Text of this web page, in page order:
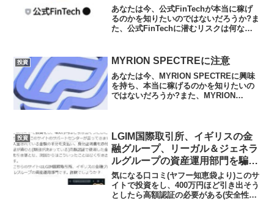
あなたは今、公式FinTechが本当に稼げ
るのかを知りたいのではないだろうか?ま
た、公式FinTechに潜むリスクは何なの
りません。今回はその理由について解説
投資 MYRION SPECTREに注意
あなたは今、MYRION SPECTREに興味
を持ち、本当に稼げるのかを知りたいの
ではないだろうか?また、MYRION
SPECTRE...
投資
LGIM国際取引所、イギリスの金
融グループ、リーガル＆ジェネラ
ルグループの資産運用部門を騙る
投資に注意
気になる口コミ(ヤフー知恵袋より)このサ
イトで投資をし、400万円ほど引き出そう
としたら高額認証の必要がある(安全性の